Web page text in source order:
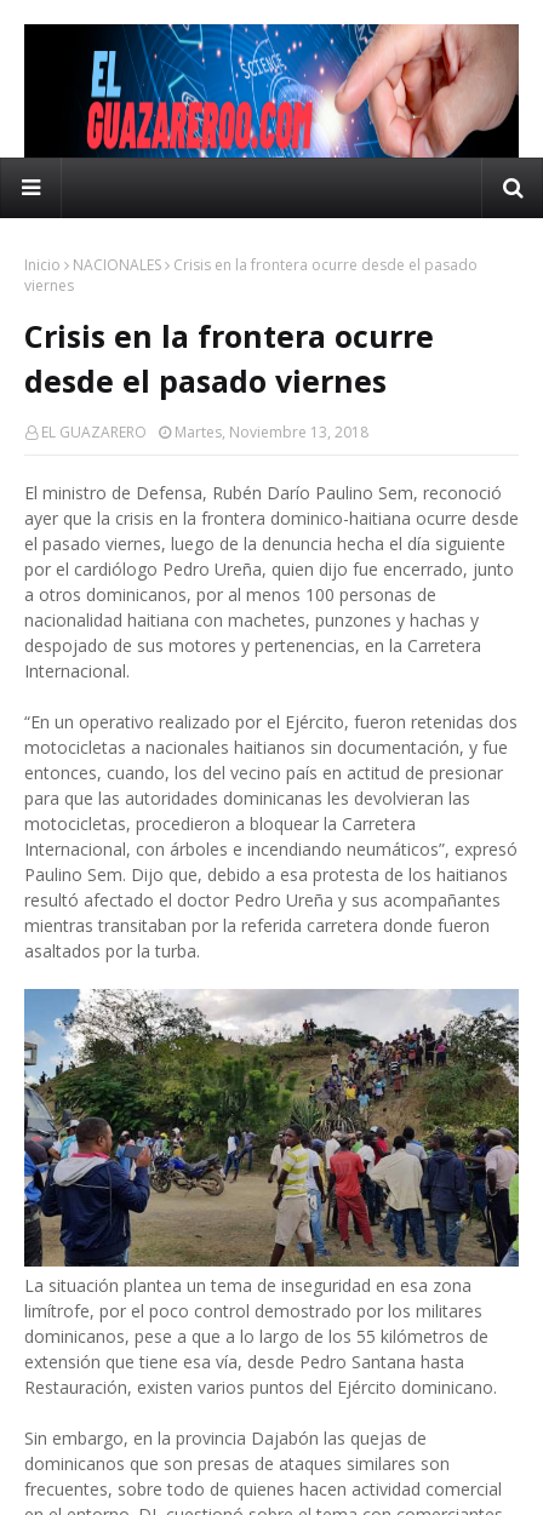
Inicio NACIONALES
Crisis en la frontera ocurre desde el pasado
viernes
Crisis en la frontera ocurre
desde el pasado viernes
EL GUAZARERO Martes, Noviembre 13, 2018
El ministro de Defensa, Rubén Darío Paulino Sem, reconoció
ayer que la crisis en la frontera dominico-haitiana ocurre desde
el pasado viernes, luego de la denuncia hecha el día siguiente
por el cardiólogo Pedro Ureña, quien dijo fue encerrado, junto
a otros dominicanos, por al menos 100 personas de
nacionalidad haitiana con machetes, punzones y hachas y
despojado de sus motores y pertenencias, en la Carretera
Internacional.
“En un operativo realizado por el Ejército, fueron retenidas dos
motocicletas a nacionales haitianos sin documentación, y fue
entonces, cuando, los del vecino país en actitud de presionar
para que las autoridades dominicanas les devolvieran las
motocicletas, procedieron a bloquear la Carretera
Internacional, con árboles e incendiando neumáticos”, expresó
Paulino Sem. Dijo que, debido a esa protesta de los haitianos
resultó afectado el doctor Pedro Ureña y sus acompañantes
mientras transitaban por la referida carretera donde fueron
asaltados por la turba.
La situación plantea un tema de inseguridad en esa zona
limítrofe, por el poco control demostrado por los militares
dominicanos, pese a que a lo largo de los 55 kilómetros de
extensión que tiene esa vía, desde Pedro Santana hasta
Restauración, existen varios puntos del Ejército dominicano.
Sin embargo, en la provincia Dajabón las quejas de
dominicanos que son presas de ataques similares son
frecuentes, sobre todo de quienes hacen actividad comercial